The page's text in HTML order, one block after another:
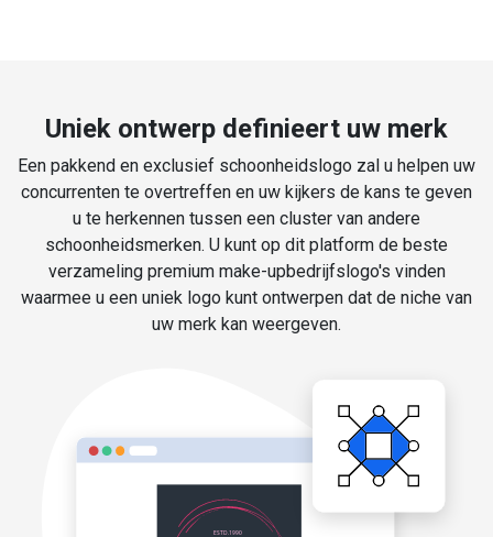
Uniek ontwerp definieert uw merk
Een pakkend en exclusief schoonheidslogo zal u helpen uw
concurrenten te overtreffen en uw kijkers de kans te geven
u te herkennen tussen een cluster van andere
schoonheidsmerken. U kunt op dit platform de beste
verzameling premium make-upbedrijfslogo's vinden
waarmee u een uniek logo kunt ontwerpen dat de niche van
uw merk kan weergeven.